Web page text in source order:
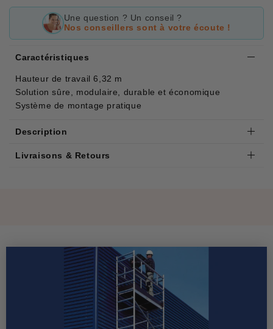
Une question ? Un conseil ?
Nos conseillers sont à votre écoute !
Caractéristiques
Hauteur de travail 6,32 m
Solution sûre, modulaire, durable et économique
Système de montage pratique
Description
Livraisons & Retours